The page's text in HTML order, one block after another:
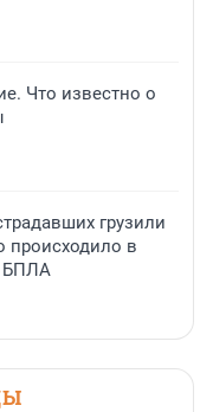
Что известно о
грузили
происходило в
БПЛА